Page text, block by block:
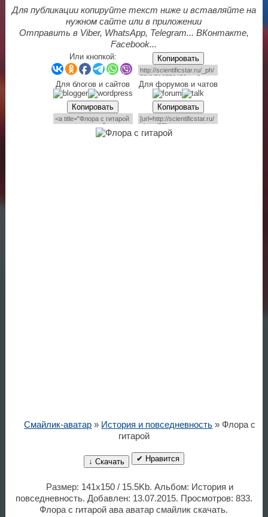
Для публикации копируйте текст ниже и вставляйте на
нужном сайте или в приложении
Отправить в Viber, WhatsApp, Telegram... ВКонтакте,
Facebook...
Или кнопкой: Копировать
Для блогов и сайтов Для форумов и чатов
Копировать Копировать
Смайлик-аватар » История и повседневность » Флора с
гитарой
↓ Скачать ✔ Нравится
Размер: 141x150 / 15.5Kb. Альбом: История и
повседневность. Добавлен: 13.07.2015. Просмотров: 833.
Флора с гитарой ава аватар смайлик скачать.